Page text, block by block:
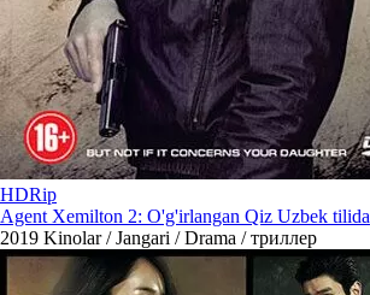
HDRip
Agent Xemilton 2: O'g'irlangan Qiz Uzbek tilida
2019 Kinolar / Jangari / Drama / триллер